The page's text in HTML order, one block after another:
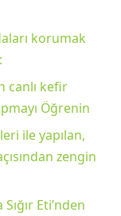
korumak
canlı kefir
Öğrenin
ile yapılan,
zengin
Eti’nden